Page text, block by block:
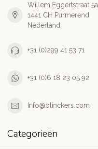
Willem Eggertstraat 5a
1441 CH Purmerend
Nederland
+31 (0)299 41 53 71
+31 (0)6 18 23 05 92
Info@blinckers.com
Categorieën